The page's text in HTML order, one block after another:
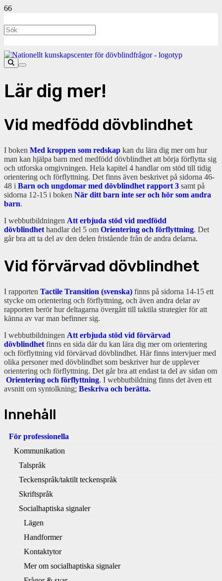
Lär dig mer!
Vid medfödd dövblindhet
I boken Med kroppen som redskap kan du lära dig mer om hur
man kan hjälpa barn med medfödd dövblindhet att börja förflytta sig
och utforska omgivningen. Hela kapitel 4 handlar om stöd till tidig
orientering och förflyttning. Det finns även beskrivet på sidorna 46-
48 i Barn och ungdomar med dövblindhet rapport 3 samt på
sidorna 12-15 i boken När ditt barn inte ser och hör som andra
barn.
I webbutbildningen Att erbjuda stöd vid medfödd
dövblindhet handlar del 5 om Orientering och förflyttning. Det
går bra att ta del av den delen fristående från de andra delarna.
Vid förvärvad dövblindhet
I rapporten Tactile Transition (svenska) finns på sidorna 14-15 ett
stycke om orientering och förflyttning, och även andra delar av
rapporten berör hur deltagarna övergått till taktila strategier för att
känna av var man befinner sig.
I webbutbildningen Att erbjuda stöd vid förvärvad
dövblindhet finns en sida där du kan lära dig mer om orientering
och förflyttning vid förvärvad dövblindhet. Här finns intervjuer med
olika personer med dövblindhet som beskriver hur de upplever
orientering och förflyttning. Det går bra att endast ta del av sidan om
Orientering och förflyttning. I webbutbildning finns det även ett
avsnitt om syntolkning; Beskriva och berätta.
Innehåll
För professionella
Kommunikation
Talspråk
Teckenspråk/taktilt teckenspråk
Skriftspråk
Socialhaptiska signaler
Lägen
Handformer
Kontaktytor
Mer om socialhaptiska signaler